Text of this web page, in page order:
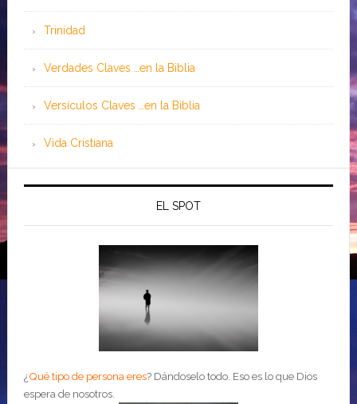
Trinidad
Verdades Claves …en la Biblia
Versículos Claves …en la Biblia
Vida Cristiana
EL SPOT
¿Qué tipo de persona eres? Dándoselo todo. Eso es lo que Dios
espera de nosotros.